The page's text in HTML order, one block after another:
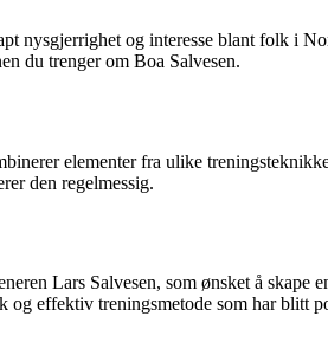
nysgjerrighet og interesse blant folk i
du trenger om Boa Salvesen.
elementer fra ulike
den regelmessig.
Lars Salvesen, som ønsket å
og effektiv treningsmetode som har blitt